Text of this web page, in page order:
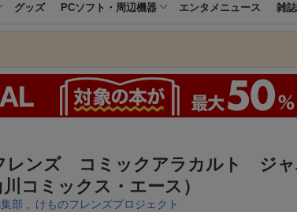
グッズ PCソフト・周辺機器 エンタメニュース 雑
レンズ コミックアラカルト ジャ
コミックス・エース）
部 けものフレンズプロジェクト